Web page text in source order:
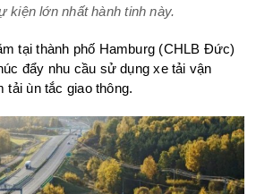
kiện lớn nhất hành tinh này.
tại thành phố Hamburg (CHLB Đức)
đẩy nhu cầu sử dụng xe tải vận
tải ùn tắc giao thông.